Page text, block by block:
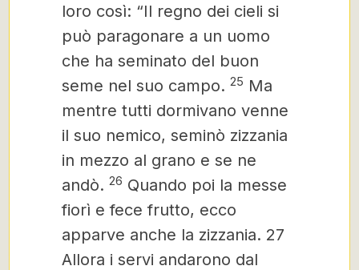
loro così: “Il regno dei cieli si
può paragonare a un uomo
che ha seminato del buon
seme nel suo campo. 25 Ma
mentre tutti dormivano venne
il suo nemico, seminò zizzania
in mezzo al grano e se ne
andò. 26 Quando poi la messe
fiorì e fece frutto, ecco
apparve anche la zizzania. 27
Allora i servi andarono dal